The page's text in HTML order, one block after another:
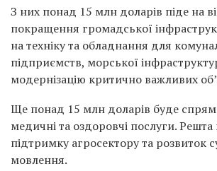
З них понад 15 млн доларів піде на
покращення громадської
на техніку та обладнання для
підприємств, морської
модернізацію критично важливих
Ще понад 15 млн доларів буде
медичні та оздоровчі послуги. Решта
підтримку агросектору та розвиток
мовлення.